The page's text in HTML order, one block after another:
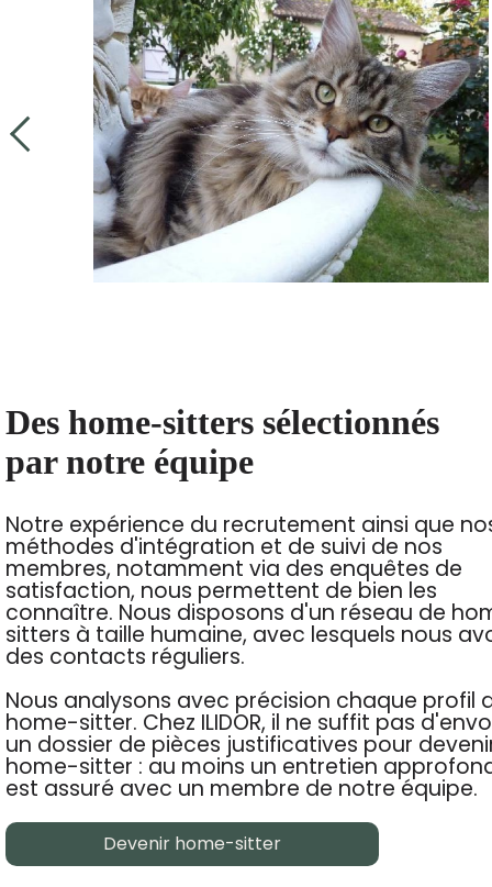
Des home-sitters sélectionnés
par notre équipe
Notre expérience du recrutement ainsi que
méthodes d'intégration et de suivi de nos
membres, notamment via des enquêtes de
satisfaction, nous permettent de bien les
connaître. Nous disposons d'un réseau de
sitters à taille humaine, avec lesquels nous
des contacts réguliers.
Nous analysons avec précision chaque profil
home-sitter. Chez ILIDOR, il ne suffit pas
un dossier de pièces justificatives pour
home-sitter : au moins un entretien
est assuré avec un membre de notre équipe.
Devenir home-sitter